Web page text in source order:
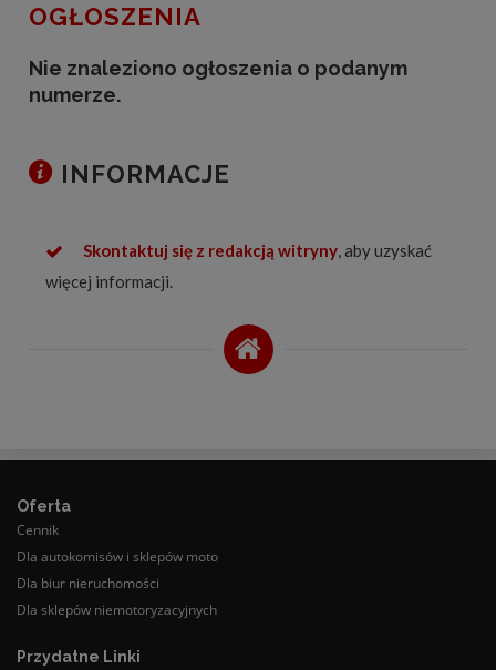
OGŁOSZENIA
Nie znaleziono ogłoszenia o podanym
numerze.
INFORMACJE
Skontaktuj się z redakcją witryny, aby uzyskać
więcej informacji.
Oferta
Cennik
Dla autokomisów i sklepów moto
Dla biur nieruchomości
Dla sklepów niemotoryzacyjnych
Przydatne Linki